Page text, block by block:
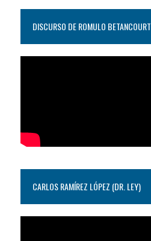
DISCURSO DE ROMULO BETANCOURT
CARLOS RAMÍREZ LÓPEZ (DR. LEY)